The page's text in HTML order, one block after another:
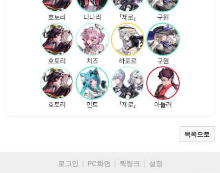
호토리 나나리 「제로」 구원
호토리 치즈 하토르 구원
호토리 민트 「제로」 아들러
목록으로
로그인 PC화면 퀵링크
설정